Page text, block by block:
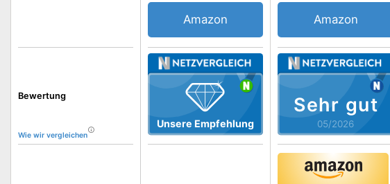
Bewertung
Wie wir vergleichen
Unsere Empfehlung
Amazon
Sehr gut
05/2026
Amazon